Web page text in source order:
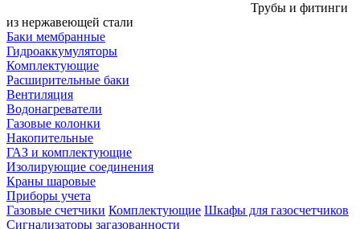
Трубы и фитинги
из нержавеющей стали
Баки мембранные
Гидроаккумуляторы
Комплектующие
Расширительные баки
Вентиляция
Водонагреватели
Газовые колонки
Накопительные
ГАЗ и комплектующие
Изолирующие соединения
Краны шаровые
Приборы учета
Газовые счетчики Комплектующие Шкафы для газосчетчиков
Сигнализаторы загазованности